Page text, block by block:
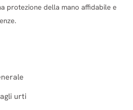
protezione della mano affidabile e
urti